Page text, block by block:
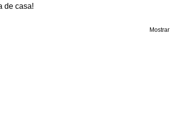
de casa!
Mostrar